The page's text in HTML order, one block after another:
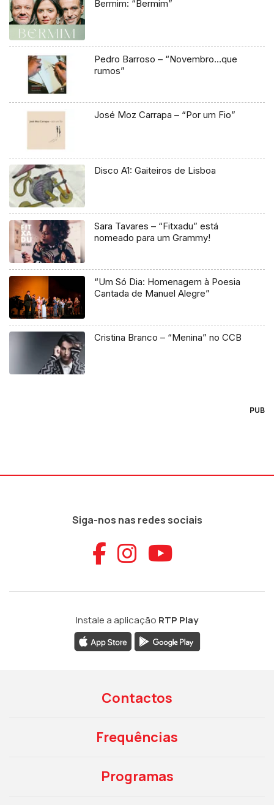
Bermim: “Bermim”
Pedro Barroso – “Novembro…que
rumos”
José Moz Carrapa – “Por um Fio”
Disco A1: Gaiteiros de Lisboa
Sara Tavares – “Fitxadu” está
nomeado para um Grammy!
“Um Só Dia: Homenagem à Poesia
Cantada de Manuel Alegre”
Cristina Branco – “Menina” no CCB
PUB
Siga-nos nas redes sociais
Aceder ao
Aceder ao
Aceder
Instale a aplicação RTP Play
Contactos
Frequências
Programas